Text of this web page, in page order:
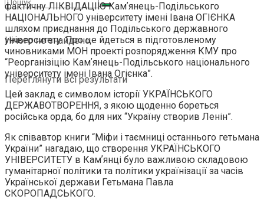
Нічого не знайдено
Переглянути всі результати
фактичну ЛІКВІДАЦІЮ Камʼянець-Подільського
НАЦІОНАЛЬНОГО університету імені Івана ОГІЄНКА
шляхом приєднання до Подільського державного
університету. Про це йдеться в підготовленому
чиновниками МОН проекті розпорядження КМУ про
“Реорганізіцію Камʼянець-Подільського національного
університету імені Івана Огієнка”.
Цей заклад є символом історії УКРАЇНСЬКОГО
ДЕРЖАВОТВОРЕННЯ, з якою щоденно бореться
російська орда, бо для них “Україну створив Ленін”.
Як співавтор книги “Міфи і таємниці останнього гетьмана
України” нагадаю, що створення УКРАЇНСЬКОГО
УНІВЕРСИТЕТУ в Камʼянці було важливою складовою
гуманітарної політики та політики українізації за часів
Української держави Гетьмана Павла
СКОРОПАДСЬКОГО.